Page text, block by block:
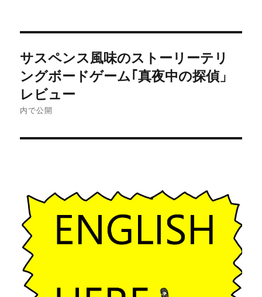
稿
ナ
ビ
ゲ
シ
ョ
ン
サスペンス風味のストーリーテリ
ングボードゲーム｢真夜中の探偵」
レビュー
内で公開